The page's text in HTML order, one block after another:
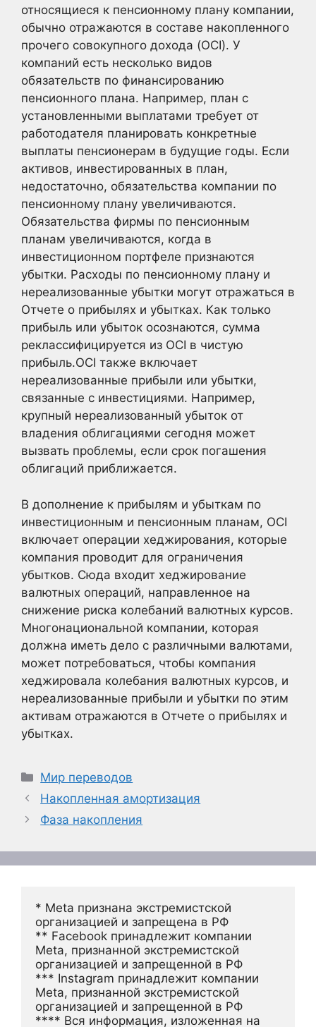
относящиеся к пенсионному плану компании,
обычно отражаются в составе накопленного
прочего совокупного дохода (OCI). У
компаний есть несколько видов
обязательств по финансированию
пенсионного плана. Например, план с
установленными выплатами требует от
работодателя планировать конкретные
выплаты пенсионерам в будущие годы. Если
активов, инвестированных в план,
недостаточно, обязательства компании по
пенсионному плану увеличиваются.
Обязательства фирмы по пенсионным
планам увеличиваются, когда в
инвестиционном портфеле признаются
убытки. Расходы по пенсионному плану и
нереализованные убытки могут отражаться в
Отчете о прибылях и убытках. Как только
прибыль или убыток осознаются, сумма
реклассифицируется из OCI в чистую
прибыль.OCI также включает
нереализованные прибыли или убытки,
связанные с инвестициями. Например,
крупный нереализованный убыток от
владения облигациями сегодня может
вызвать проблемы, если срок погашения
облигаций приближается.
В дополнение к прибылям и убыткам по
инвестиционным и пенсионным планам, OCI
включает операции хеджирования, которые
компания проводит для ограничения
убытков. Сюда входит хеджирование
валютных операций, направленное на
снижение риска колебаний валютных курсов.
Многонациональной компании, которая
должна иметь дело с различными валютами,
может потребоваться, чтобы компания
хеджировала колебания валютных курсов, и
нереализованные прибыли и убытки по этим
активам отражаются в Отчете о прибылях и
убытках.
Рубрики
Мир переводов
Накопленная амортизация
Фаза накопления
* Meta признана экстремистской
организацией и запрещена в РФ
** Facebook принадлежит компании
Meta, признанной экстремистской
организацией и запрещенной в РФ
*** Instagram принадлежит компании
Meta, признанной экстремистской
организацией и запрещенной в РФ
**** Вся информация, изложенная на